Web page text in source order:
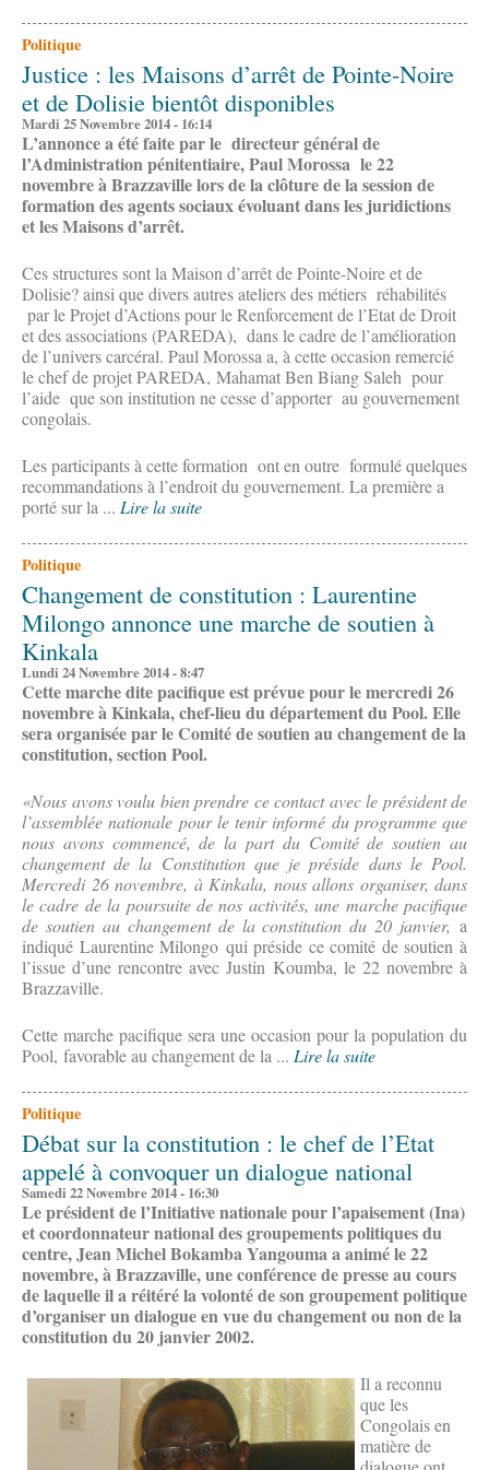
Politique
Justice : les Maisons d’arrêt de Pointe-Noire
et de Dolisie bientôt disponibles
Mardi 25 Novembre 2014 - 16:14
L’annonce a été faite par le directeur général de
l’Administration pénitentiaire, Paul Morossa le 22
novembre à Brazzaville lors de la clôture de la session de
formation des agents sociaux évoluant dans les juridictions
et les Maisons d’arrêt.
Ces structures sont la Maison d’arrêt de Pointe-Noire et de
Dolisie? ainsi que divers autres ateliers des métiers réhabilités
par le Projet d’Actions pour le Renforcement de l’Etat de Droit
et des associations (PAREDA), dans le cadre de l’amélioration
de l’univers carcéral. Paul Morossa a, à cette occasion remercié
le chef de projet PAREDA, Mahamat Ben Biang Saleh pour
l’aide que son institution ne cesse d’apporter au gouvernement
congolais.
Les participants à cette formation ont en outre formulé quelques
recommandations à l’endroit du gouvernement. La première a
porté sur la ... Lire la suite
Politique
Changement de constitution : Laurentine
Milongo annonce une marche de soutien à
Kinkala
Lundi 24 Novembre 2014 - 8:47
Cette marche dite pacifique est prévue pour le mercredi 26
novembre à Kinkala, chef-lieu du département du Pool. Elle
sera organisée par le Comité de soutien au changement de la
constitution, section Pool.
«Nous avons voulu bien prendre ce contact avec le président de
l’assemblée nationale pour le tenir informé du programme que
nous avons commencé, de la part du Comité de soutien au
changement de la Constitution que je préside dans le Pool.
Mercredi 26 novembre, à Kinkala, nous allons organiser, dans
le cadre de la poursuite de nos activités, une marche pacifique
de soutien au changement de la constitution du 20 janvier, a
indiqué Laurentine Milongo qui préside ce comité de soutien à
l’issue d’une rencontre avec Justin Koumba, le 22 novembre à
Brazzaville.
Cette marche pacifique sera une occasion pour la population du
Pool, favorable au changement de la ... Lire la suite
Politique
Débat sur la constitution : le chef de l’Etat
appelé à convoquer un dialogue national
Samedi 22 Novembre 2014 - 16:30
Le président de l’Initiative nationale pour l’apaisement (Ina)
et coordonnateur national des groupements politiques du
centre, Jean Michel Bokamba Yangouma a animé le 22
novembre, à Brazzaville, une conférence de presse au cours
de laquelle il a réitéré la volonté de son groupement politique
d’organiser un dialogue en vue du changement ou non de la
constitution du 20 janvier 2002.
Il a reconnu
que les
Congolais en
matière de